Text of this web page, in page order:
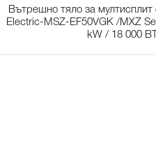
Вътрешно тяло за
Electric-MSZ-EF50VGK /MXZ
kW / 18 000